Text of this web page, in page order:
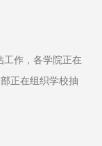
工作，各学院正在
正在组织学校抽